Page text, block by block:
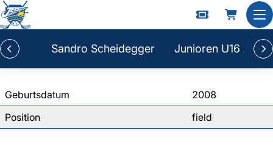
Sandro Scheidegger Junioren U16 A
Jérome Isler
Geburtsdatum
2008
Position
field